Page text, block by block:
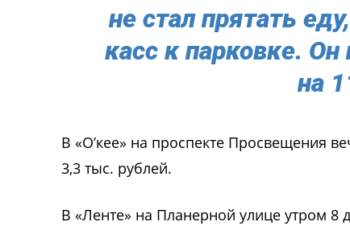
не стал прятать
касс к парковке.
на
В «О’кее» на проспекте Просвещения
3,3 тыс. рублей.
В «Ленте» на Планерной улице утром 8